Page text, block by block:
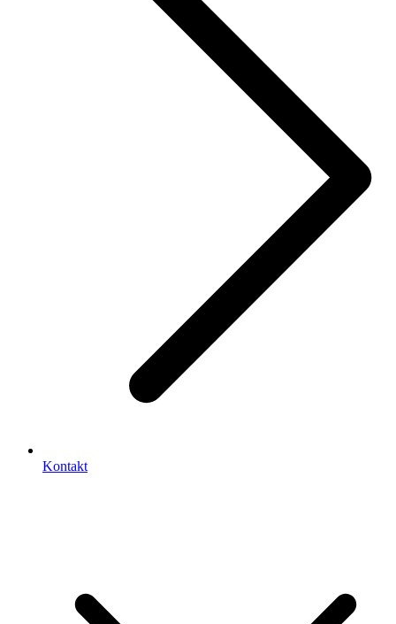
Kontakt